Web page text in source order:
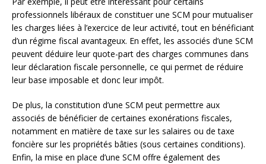
professionnels libéraux de constituer une SCM pour mutualiser
les charges liées à l’exercice de leur activité, tout en bénéficiant
d’un régime fiscal avantageux. En effet, les associés d’une SCM
peuvent déduire leur quote-part des charges communes dans
leur déclaration fiscale personnelle, ce qui permet de réduire
leur base imposable et donc leur impôt.
De plus, la constitution d’une SCM peut permettre aux
associés de bénéficier de certaines exonérations fiscales,
notamment en matière de taxe sur les salaires ou de taxe
foncière sur les propriétés bâties (sous certaines conditions).
Enfin, la mise en place d’une SCM offre également des